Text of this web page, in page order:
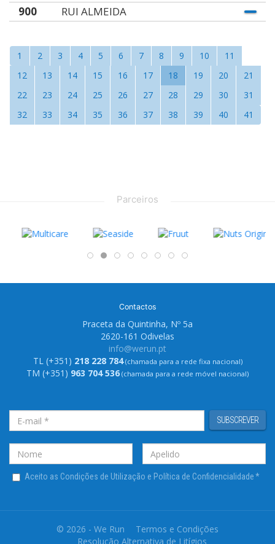
900
RUI ALMEIDA
1 2 3 4 5 6 7 8 9 10
11
12
13 14 15 16 17 18 19 20
21
22
23 24 25 26 27 28 29 30
31
32
33 34 35 36 37 38 39 40 41
Parceiros
Contactos
Praceta da Quintinha, Nº 5a
2620-161 Odivelas
info@werun.pt
TL (+351) 218 228 784(chamada para a rede fixa nacional)
TM (+351) 963 704 536 (chamada para a rede móvel nacional)
SUBSCREVER
Aceito as Condições de Utilização e Política de Confidencialidade*
© 2026 - We Run
Termos e Condições
Resolução Alternativa de Litígios